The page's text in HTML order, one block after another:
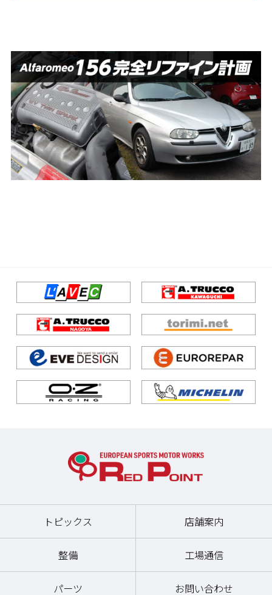
トピックス 店舗案内
整備 工場通信
パーツ お問い合わせ